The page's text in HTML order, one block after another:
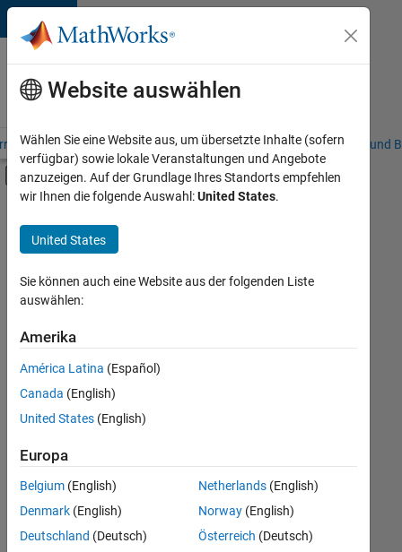
Weiter zum Inhalt
Karriere
bei
MathWorks
– Übersicht Stellensuche Niederlassungen Studierende und
Umschaltung für Off-Canvas-
Hauptinhalt
Business Applications and Tools
Quality Engineering
Release Engineering
+2
Derzeit
es
keine
offenen
Stellen,
Ihren
Suchkriterien
entsprechen.
können
Website auswählen
Wählen Sie eine Website aus, um übersetzte Inhalte (sofern
verfügbar) sowie lokale Veranstaltungen und Angebote
anzuzeigen. Auf der Grundlage Ihres Standorts empfehlen
wir Ihnen die folgende Auswahl:United States.
United States
Sie können auch eine Website aus der folgenden Liste
auswählen:
Amerika
América Latina (Español)
Canada (English)
United States (English)
Europa
Belgium (English)
Denmark (English)
Deutschland (Deutsch)
Netherlands(English)
Norway(English)
Österreich (Deutsch)